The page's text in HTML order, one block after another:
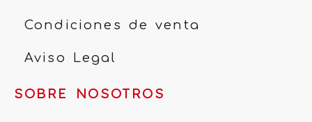
Condiciones de venta
Aviso Legal
SOBRE NOSOTROS